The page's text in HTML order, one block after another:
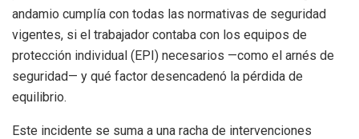
andamio cumplía con todas las normativas de seguridad
vigentes, si el trabajador contaba con los equipos de
protección individual (EPI) necesarios —como el arnés de
seguridad— y qué factor desencadenó la pérdida de
equilibrio.
Este incidente se suma a una racha de intervenciones